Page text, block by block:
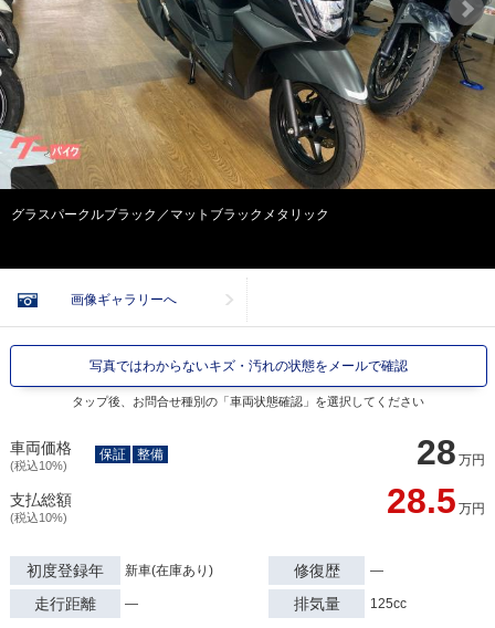
グラスパークルブラック／マットブラックメタリック
画像ギャラリーへ
写真ではわからないキズ・汚れの状態をメールで確認
タップ後、お問合せ種別の「車両状態確認」を選択してください
車両価格
(税込10%) 28 万円
保証 整備
支払総額
(税込10%) 28.5 万円
初度登録年 新車(在庫あり) 修復歴 ―
走行距離 ― 排気量 125cc